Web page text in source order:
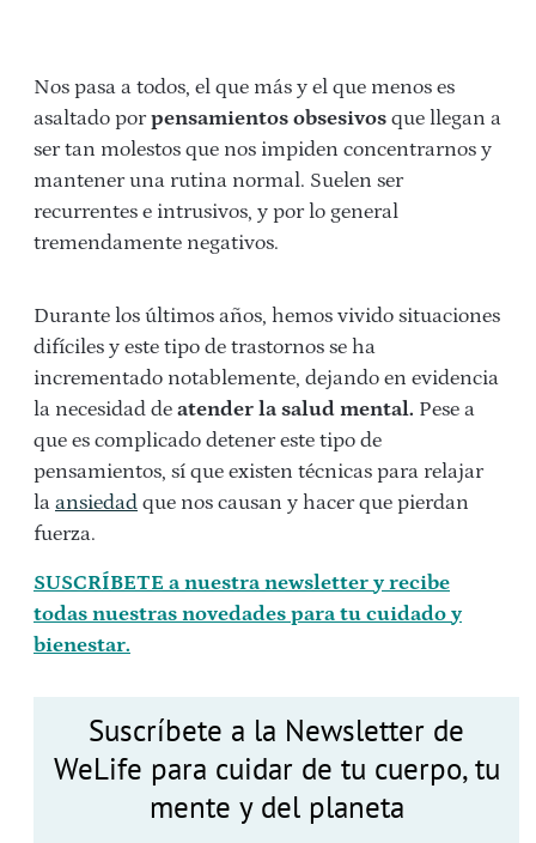
Nos pasa a todos, el que más y el que menos es
asaltado porpensamientos obsesivos que llegan a
ser tan molestos que nos impiden concentrarnos y
mantener una rutina normal. Suelen ser
recurrentes e intrusivos, y por lo general
tremendamente negativos.
Durante los últimos años, hemos vivido situaciones
difíciles y este tipo de trastornos se ha
incrementado notablemente, dejando en evidencia
la necesidad de atender la salud mental. Pese a
que es complicado detener este tipo de
pensamientos, sí que existen técnicas para relajar
la ansiedad que nos causan y hacer que pierdan
fuerza.
SUSCRÍBETE a nuestra newsletter y recibe
todas nuestras novedades para tu cuidado y
bienestar.
Suscríbete a la Newsletter de
WeLife para cuidar de tu cuerpo, tu
mente y del planeta